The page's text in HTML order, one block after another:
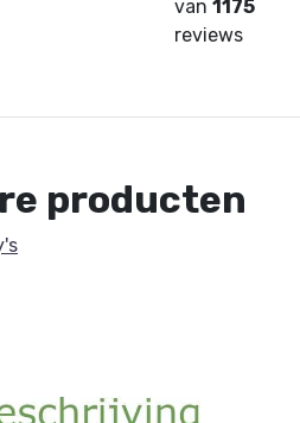
van1175
reviews
producten